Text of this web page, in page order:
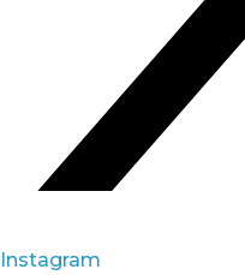
Instagram